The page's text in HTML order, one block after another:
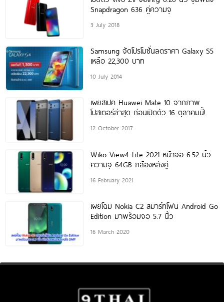
Snapdragon 636 คู่ความจุ
3 July 2018
Samsung จัดโปรโมชั่นลดราคา Galaxy S5
เหลือ 22,300 บาท
10 July 2014
เผยสเปค Huawei Mate 10 จากภาพ
โปสเตอร์ล่าสุด ก่อนเปิดตัว 16 ตุลาคมนี้!
12 October 2017
Wiko View4 Lite 2021 หน้าจอ 6.52 นิ้ว
ความจุ 64GB กล้องหลังคู่
16 February 2021
เผยโฉม Nokia C2 สมาร์ทโฟน Android Go
Edition มาพร้อมจอ 5.7 นิ้ว
16 March 2020